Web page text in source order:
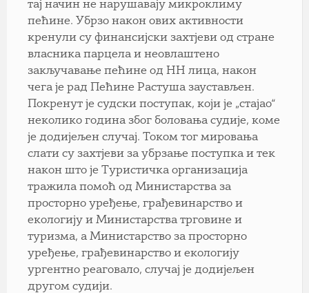
тај начин не нарушавају микроклиму
пећине. Убрзо након ових активности
кренули су финансијски захтјеви од стране
власника парцела и неовлаштено
закључавање пећине од НН лица, након
чега је рад Пећине Растуша заустављен.
Покренут је судски поступак, који је „стајао“
неколико година због боловања судије, коме
је додијељен случај. Током тог мировања
слати су захтјеви за убрзање поступка и тек
након што је Туристичка организација
тражила помоћ од Министарства за
просторно уређење, грађевинарство и
екологију и Министарства трговине и
туризма, а Министарство за просторно
уређење, грађевинарство и екологију
ургентно реаговало, случај је додијељен
другом судији.